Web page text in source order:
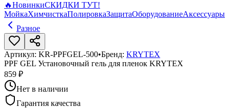
🔥НовинкиСКИДКИ ТУТ!
МойкаХимчисткаПолировкаЗащитаОборудованиеАксессуары
Разное
Артикул: KR-PPFGEL-500•Бренд: KRYTEX
PPF GEL Установочный гель для пленок KRYTEX
859 ₽
Нет в наличии
Гарантия качества